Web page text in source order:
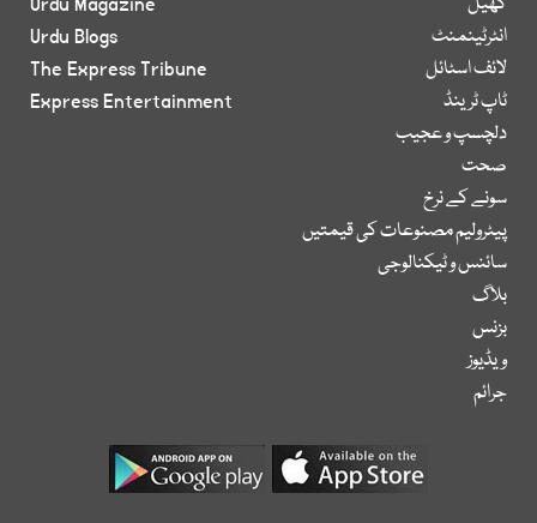
انٹرٹینمنٹ
لائف اسٹائل
ٹاپ ٹرینڈ
دلچسپ و عجیب
صحت
سونے کے نرخ
پیٹرولیم مصنوعات کی قیمتیں
سائنس و ٹیکنالوجی
بلاگ
بزنس
ویڈیوز
جرائم
Urdu Blogs
The Express Tribune
Express Entertainment